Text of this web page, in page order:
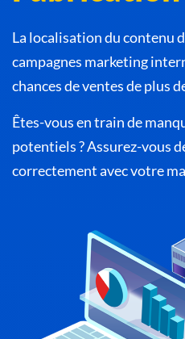
La localisation du contenu
campagnes marketing
chances de ventes de plus
Êtes-vous en train de
potentiels ? Assurez-vous
correctement avec votre